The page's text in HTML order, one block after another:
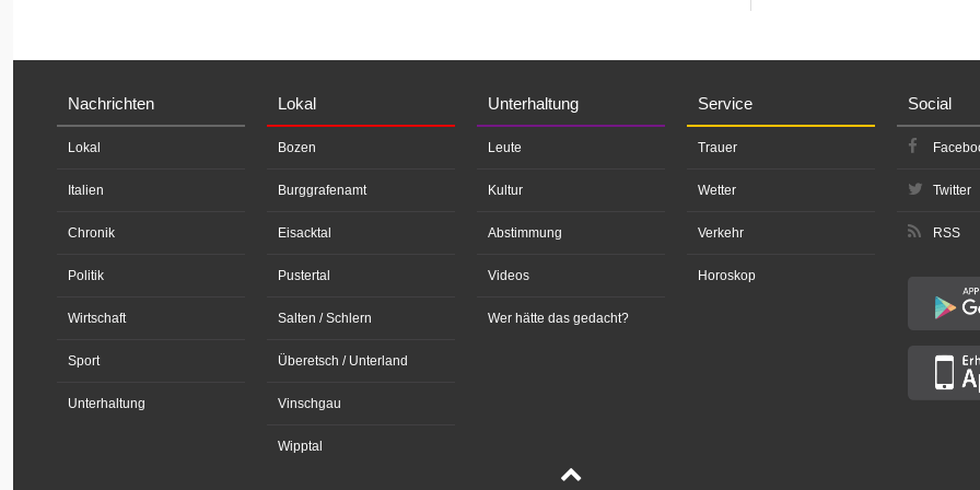
Nachrichten
Lokal
Italien
Chronik
Politik
Wirtschaft
Sport
Unterhaltung
Lokal
Bozen
Burggrafenamt
Eisacktal
Pustertal
Salten / Schlern
Überetsch / Unterland
Vinschgau
Wipptal
Unterhaltung
Leute
Kultur
Abstimmung
Videos
Wer hätte das gedacht?
Service
Trauer
Wetter
Verkehr
Horoskop
Social
Twitter
RSS